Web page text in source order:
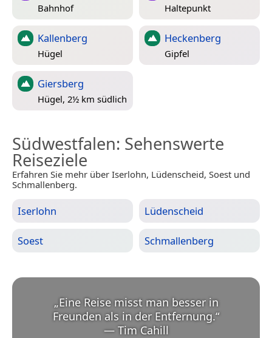
Bahnhof Haltepunkt
Kallenberg
Hügel
Heckenberg
Gipfel
Giersberg
Hügel, 2½ km südlich
Südwestfalen: Sehenswerte
Reiseziele
Erfahren Sie mehr über Iserlohn, Lüdenscheid, Soest und
Schmallenberg.
Iserlohn Lüdenscheid
Soest Schmallenberg
„Eine Reise misst man besser in
Freunden als in der Entfernung. “
— Tim Cahill